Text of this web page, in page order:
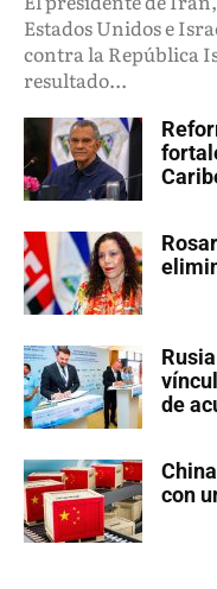
Estados Unidos e
contra la República
resultado...
de
con